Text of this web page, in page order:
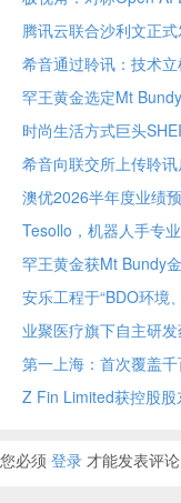
希音通过聆讯：技术
罕王黄金获Mt Bundy
安乐工程于“BDO环境
第一上海：首次覆盖
Z Fin Limited获控股
您必须 登录 才能发表评论